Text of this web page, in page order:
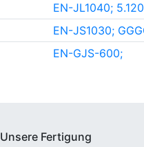
EN-JL1040;
EN-JS1030;
EN-GJS-600;
Unsere Fertigung